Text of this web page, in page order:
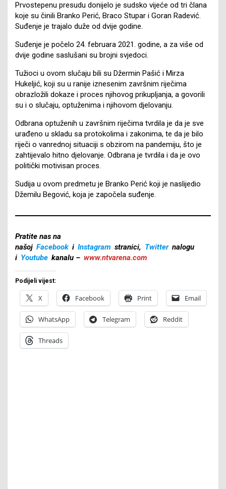
Prvostepenu presudu donijelo je sudsko vijeće od tri člana
koje su činili Branko Perić, Braco Stupar i Goran Radević.
Suđenje je trajalo duže od dvije godine.
Suđenje je počelo 24. februara 2021. godine, a za više od
dvije godine saslušani su brojni svjedoci.
Tužioci u ovom slučaju bili su Džermin Pašić i Mirza
Hukeljić, koji su u ranije iznesenim završnim riječima
obrazložili dokaze i proces njihovog prikupljanja, a govorili
su i o slučaju, optuženima i njihovom djelovanju.
Odbrana optuženih u završnim riječima tvrdila je da je sve
urađeno u skladu sa protokolima i zakonima, te da je bilo
riječi o vanrednoj situaciji s obzirom na pandemiju, što je
zahtijevalo hitno djelovanje. Odbrana je tvrdila i da je ovo
politički motivisan proces.
Sudija u ovom predmetu je Branko Perić koji je naslijedio
Džemilu Begović, koja je započela suđenje.
Pratite nas na
našoj Facebook i Instagram stranici, Twitter nalogu
i Youtube kanalu – www.ntvarena.com
Podijeli vijest:
X Facebook Print Email
WhatsApp Telegram Reddit
Threads